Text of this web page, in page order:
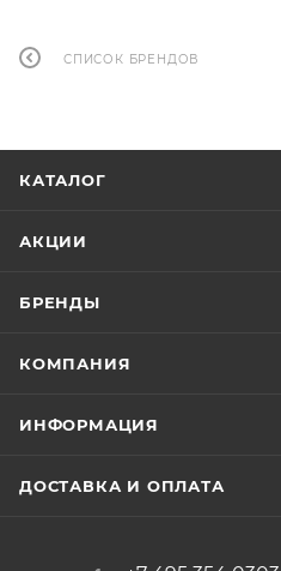
СПИСОК БРЕНДОВ
КАТАЛОГ
АКЦИИ
БРЕНДЫ
КОМПАНИЯ
ИНФОРМАЦИЯ
ДОСТАВКА И ОПЛАТА